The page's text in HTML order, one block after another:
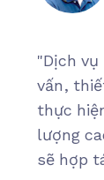
"Dịch
vấn,
thực
lượng
sẽ hợp